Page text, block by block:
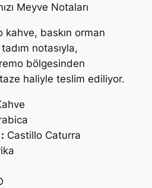
Meyve Notaları
kahve, baskın orman
notasıyla,
bölgesinden
haliyle teslim ediliyor.
Castillo Caturra